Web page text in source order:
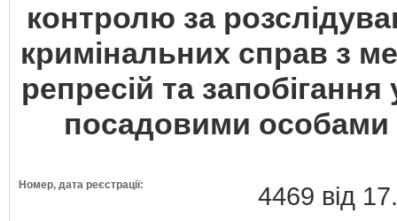
контролю за
кримінальних справ з
репресій та
посадовими особами
Номер, дата реєстрації: 4469 від